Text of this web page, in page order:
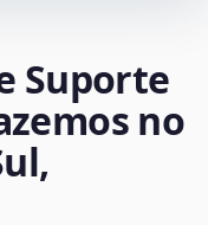
Suporte
no